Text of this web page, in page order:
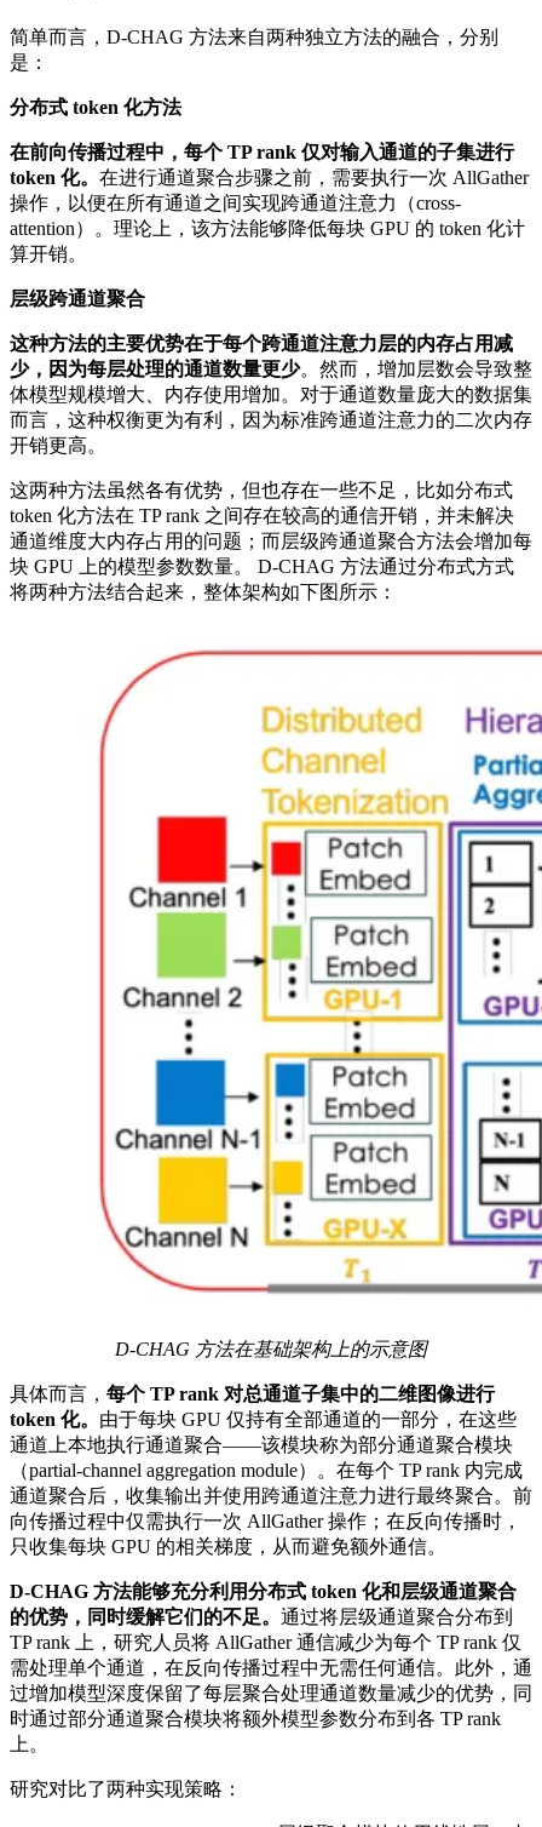
简单而言，D-CHAG 方法来自两种独立方法的融合，分别
是：
分布式 token 化方法
在前向传播过程中，每个 TP rank 仅对输入通道的子集进行
token 化。 在进行通道聚合步骤之前，需要执行一次 AllGather
操作，以便在所有通道之间实现跨通道注意力（cross-
attention）。理论上，该方法能够降低每块 GPU 的 token 化计
算开销。
层级跨通道聚合
这种方法的主要优势在于每个跨通道注意力层的内存占用减
少，因为每层处理的通道数量更少。然而，增加层数会导致整
体模型规模增大、内存使用增加。对于通道数量庞大的数据集
而言，这种权衡更为有利，因为标准跨通道注意力的二次内存
开销更高。
这两种方法虽然各有优势，但也存在一些不足，比如分布式
token 化方法在 TP rank 之间存在较高的通信开销，并未解决
通道维度大内存占用的问题；而层级跨通道聚合方法会增加每
块 GPU 上的模型参数数量。 D-CHAG 方法通过分布式方式
将两种方法结合起来，整体架构如下图所示：
D-CHAG 方法在基础架构上的示意图
具体而言， 每个 TP rank 对总通道子集中的二维图像进行
token 化。 由于每块 GPU 仅持有全部通道的一部分，在这些
通道上本地执行通道聚合——该模块称为部分通道聚合模块
（partial-channel aggregation module）。在每个 TP rank 内完成
通道聚合后，收集输出并使用跨通道注意力进行最终聚合。前
向传播过程中仅需执行一次 AllGather 操作；在反向传播时，
只收集每块 GPU 的相关梯度，从而避免额外通信。
D-CHAG 方法能够充分利用分布式 token 化和层级通道聚合
的优势，同时缓解它们的不足。 通过将层级通道聚合分布到
TP rank 上，研究人员将 AllGather 通信减少为每个 TP rank 仅
需处理单个通道，在反向传播过程中无需任何通信。此外，通
过增加模型深度保留了每层聚合处理通道数量减少的优势，同
时通过部分通道聚合模块将额外模型参数分布到各 TP rank
上。
研究对比了两种实现策略：